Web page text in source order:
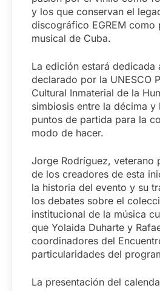
y los que conservan el
discográfico EGREM como
musical de Cuba.
La edición estará dedicada
declarado por la UNESCO
Cultural Inmaterial de la
simbiosis entre la décima y
puntos de partida para la
modo de hacer.
Jorge Rodríguez, veterano
de los creadores de esta
la historia del evento y su
los debates sobre el
institucional de la música
que Yolaida Duharte y
coordinadores del
particularidades del
La presentación del